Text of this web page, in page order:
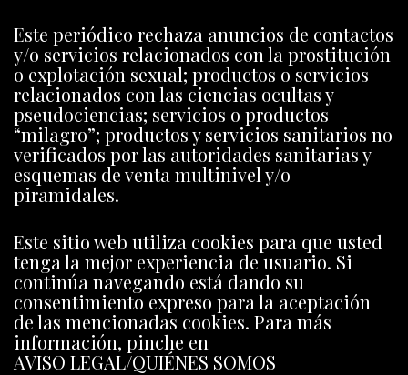
Este periódico rechaza anuncios de contactos
y/o servicios relacionados con la prostitución
o explotación sexual; productos o servicios
relacionados con las ciencias ocultas y
pseudociencias; servicios o productos
“milagro”; productos y servicios sanitarios no
verificados por las autoridades sanitarias y
esquemas de venta multinivel y/o
piramidales.
Este sitio web utiliza cookies para que usted
tenga la mejor experiencia de usuario. Si
continúa navegando está dando su
consentimiento expreso para la aceptación
de las mencionadas cookies. Para más
información, pinche en
AVISO LEGAL/QUIÉNES SOMOS